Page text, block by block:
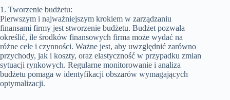
1. Tworzenie budżetu:
Pierwszym i najważniejszym krokiem w zarządzaniu
finansami firmy jest stworzenie budżetu. Budżet pozwala
określić, ile środków finansowych firma może wydać na
różne cele i czynności. Ważne jest, aby uwzględnić zarówno
przychody, jak i koszty, oraz elastyczność w przypadku zmian
sytuacji rynkowych. Regularne monitorowanie i analiza
budżetu pomaga w identyfikacji obszarów wymagających
optymalizacji.